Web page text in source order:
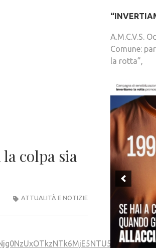
colpa sia
ATTUALITÀ E NOTIZIE
A.M.C.V.S.
Comune:
la rotta”,